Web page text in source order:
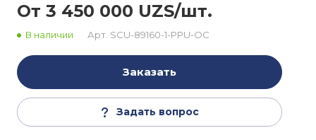
От 3 450 000 UZS/шт.
В наличии Арт. SCU-89160-1-PPU-OC
Заказать
Задать вопрос